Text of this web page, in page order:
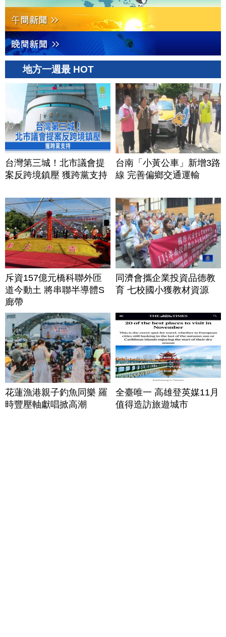
地方一週最 HOT
台灣第三城！北市議會提
案反跨境鎮壓 獲跨黨支持
台南「小黃公車」新增3路
線 完善偏鄉交通運輸
斥資157億元橋科聯外匝
道今動土 將串聯半導體S
廊帶
同濟會攜企業投資品德教
育 七校國小獲教材資源
花蓮漁港親子釣魚同樂 羅
時豐壓軸獻唱掀高潮
全臺唯一 高雄登英媒11月
值得造訪旅遊城市